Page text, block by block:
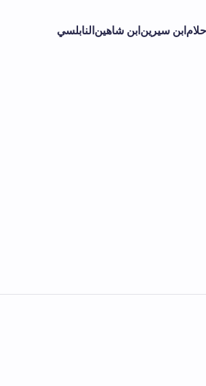
ابن سيرين ابن شاهين النابلسي